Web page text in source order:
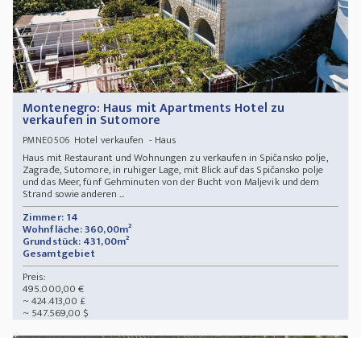
Montenegro: Haus mit Apartments Hotel zu
verkaufen in Sutomore
PMNE0506Hotel verkaufen - Haus
Haus mit Restaurant und Wohnungen zu verkaufen in Spičansko polje,
Zagrađe, Sutomore, in ruhiger Lage, mit Blick auf das Spičansko polje
und das Meer, fünf Gehminuten von der Bucht von Maljevik und dem
Strand sowie anderen ...
Zimmer: 14
Wohnfläche: 360,00m²
Grundstück: 431,00m²
Gesamtgebiet
Preis:
495.000,00 €
~ 424.413,00 £
~ 547.569,00 $